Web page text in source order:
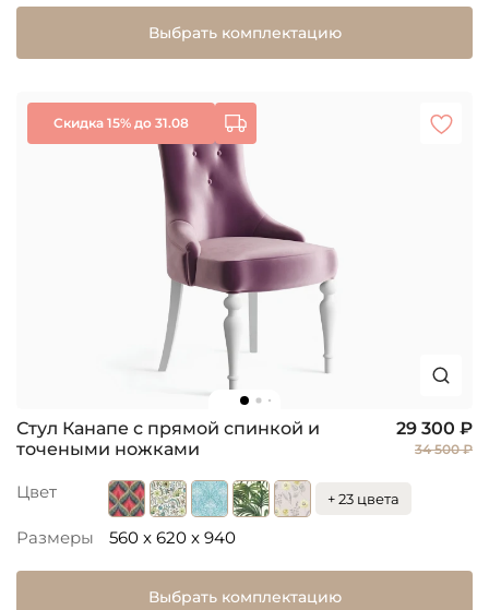
Выбрать комплектацию
Скидка 15% до 31.08
Стул Канапе с прямой спинкой и
точеными ножками
29 300 ₽
34 500 ₽
Цвет + 23 цвета
Размеры 560 x 620 x 940
Выбрать комплектацию